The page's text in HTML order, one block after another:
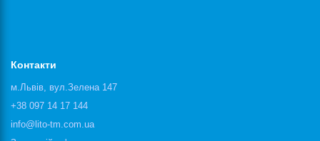
Контакти
м.Львів, вул.Зелена 147
+38 097 14 17 144
info@lito-tm.com.ua